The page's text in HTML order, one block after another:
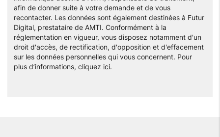
afin de donner suite à votre demande et de vous
recontacter. Les données sont également destinées à Futur
Digital, prestataire de AMTI. Conformément à la
réglementation en vigueur, vous disposez notamment d'un
droit d'accès, de rectification, d'opposition et d'effacement
sur les données personnelles qui vous concernent. Pour
plus d’informations, cliquez ici.